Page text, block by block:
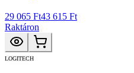
29 065 Ft43 615 Ft
Raktáron
LOGITECH